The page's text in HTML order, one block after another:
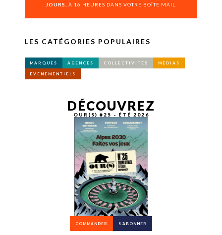
JOURS, À 16 HEURES DANS VOTRE BOÎTE MAIL.
LES CATÉGORIES POPULAIRES
MARQUES AGENCES COLLECTIVITÉS MÉDIAS
ÉVÉNEMENTIELS
DÉCOUVREZ
OUR(S) #25 - ÉTÉ 2026
COMMANDER S’ABONNER